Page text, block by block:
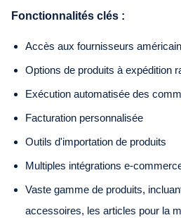
Fonctionnalités clés :
Accès aux fournisseurs
Options de produits à expédition
Exécution automatisée des
Facturation personnalisée
Outils d'importation de produits
Multiples intégrations e-
Vaste gamme de produits,
accessoires, les articles pour la